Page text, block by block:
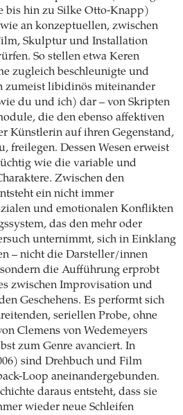
bis hin zu Silke Otto-Knapp)
an konzeptuellen, zwischen
Skulptur und Installation
So stellen etwa Keren
zugleich beschleunigte und
zumeist libidinös miteinander
du und ich) dar – von Skripten
die den ebenso affektiven
Künstlerin auf ihren Gegenstand,
freilegen. Dessen Wesen erweist
wie die variable und
Zwischen den
ein nicht immer
und emotionalen Konflikten
das den mehr oder
unternimmt, sich in Einklang
– nicht die Darsteller/innen
die Aufführung erprobt
zwischen Improvisation und
Geschehens. Es performt sich
seriellen Probe, ohne
Clemens von Wedemeyers
zum Genre avanciert. In
sind Drehbuch und Film
Loop aneinandergebunden.
daraus entsteht, dass sie
wieder neue Schleifen